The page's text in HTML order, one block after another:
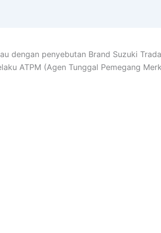
dengan penyebutan Brand Suzuki
ATPM (Agen Tunggal Pemegang